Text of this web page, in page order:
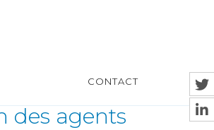
CONTACT
des agents